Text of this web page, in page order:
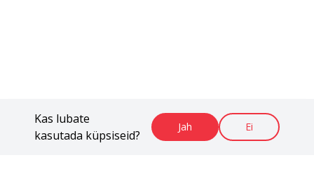
Kas lubate
kasutada küpsiseid?
Jah Ei